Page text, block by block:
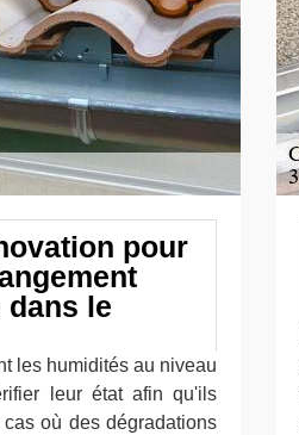
pour
dans le
les humidités au niveau
leur état afin qu'ils
où des dégradations